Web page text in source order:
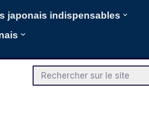
japonais indispensables